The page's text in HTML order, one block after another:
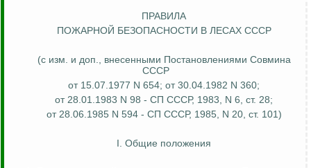
ПРАВИЛА
ПОЖАРНОЙ БЕЗОПАСНОСТИ В ЛЕСАХ СССР
(с изм. и доп., внесенными Постановлениями Совмина
СССР
от 15.07.1977 N 654; от 30.04.1982 N 360;
от 28.01.1983 N 98 - СП СССР, 1983, N 6, ст. 28;
от 28.06.1985 N 594 - СП СССР, 1985, N 20, ст. 101)
I. Общие положения